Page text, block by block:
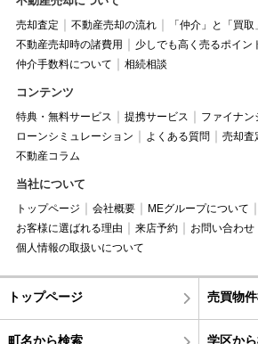
売却査定 不動産売却の流れ
「仲介」と「買
不動産売却時の諸費用
少しでも高く売るポイン
仲介手数料について
相続相談
コンテンツ
特典・無料サービス 提携サービス
ファイナン
ローンシミュレーション
よくある質問
売却査
不動産コラム
当社について
トップページ 会社概要 MEグループについて
お客様に選ばれる理由
来店予約
お問い合わせ
個人情報の取扱いについて
トップページ 売買物
町名から検索 学区か